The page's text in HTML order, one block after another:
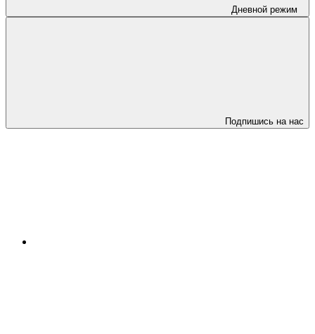
Дневной режим
Подпишись на нас